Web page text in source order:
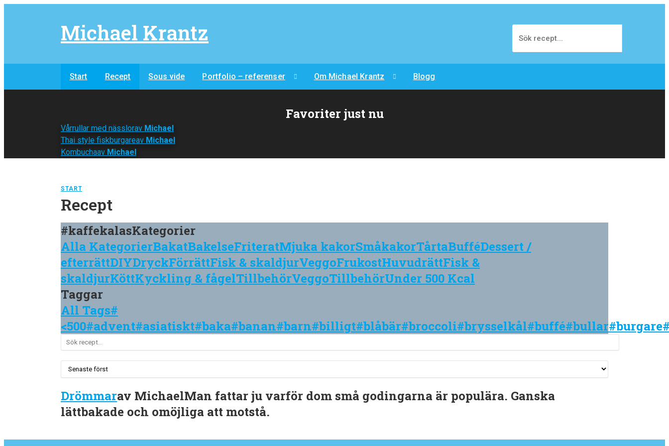
Michael Krantz
Start Recept Sous vide Portfolio – referenser Om Michael Krantz Blogg
Favoriter just nu
Vårrullar med nässlorav Michael
Thai style fiskburgareav Michael
Kombuchaav Michael
START
Recept
#kaffekalasKategorier
Alla KategorierBakatBakelseFriteratMjuka kakorSmåkakorTårtaBufféDessert /
efterrättDIYDryckFörrättFisk & skaldjurVeggoFrukostHuvudrättFisk &
skaldjurKöttKyckling & fågelTillbehörVeggoTillbehörUnder 500 Kcal
Taggar
All Tags#
<500#advent#asiatiskt#baka#banan#barn#billigt#blåbär#broccoli#brysselkål#buffé#bullar#burgare
Drömmarav MichaelMan fattar ju varför dom små godingarna är populära. Ganska
lättbakade och omöjliga att motstå.